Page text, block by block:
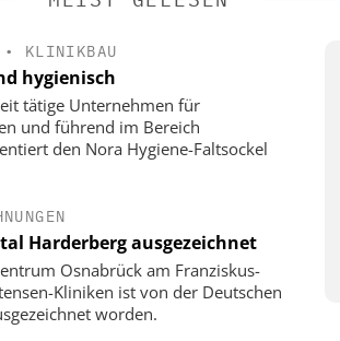
• KLINIKBAU
hygienisch
tätige Unternehmen für
und führend im Bereich
den Nora Hygiene-Faltsockel
Harderberg ausgezeichnet
Osnabrück am Franziskus-
Kliniken ist von der Deutschen
worden.